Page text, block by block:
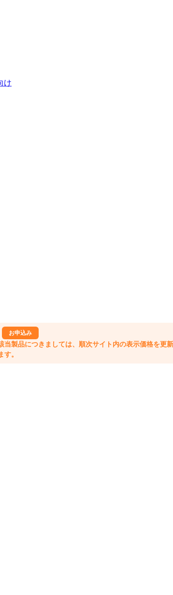
お申込み
製品につきましては、順次サイト内の表示価格を更新
。